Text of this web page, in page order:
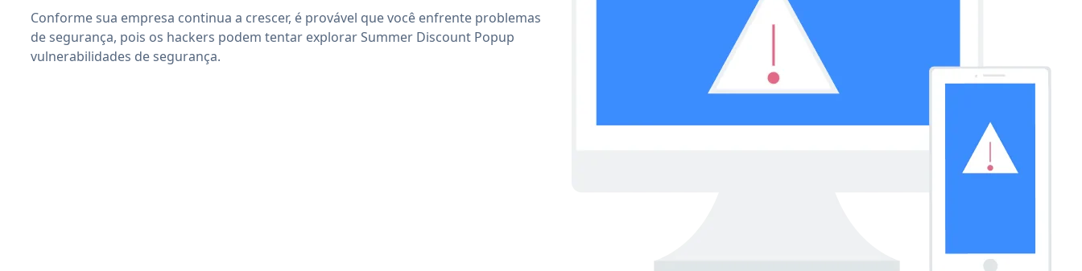
Conforme sua empresa continua a crescer, é provável que você enfrente problemas
de segurança, pois os hackers podem tentar explorar Summer Discount Popup
vulnerabilidades de segurança.